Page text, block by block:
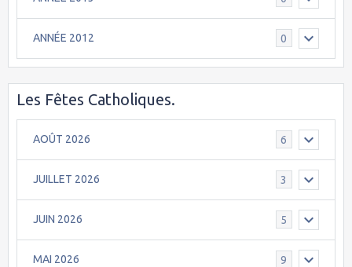
ANNÉE 2012 0
Les Fêtes Catholiques.
AOÛT 2026 6
JUILLET 2026 3
JUIN 2026 5
MAI 2026 9